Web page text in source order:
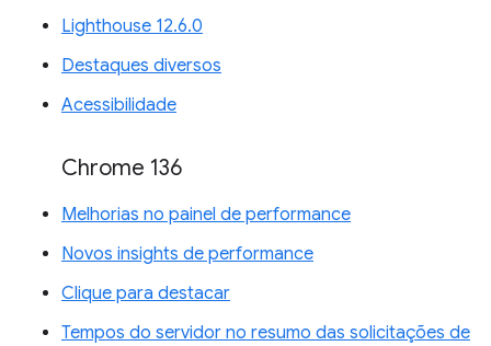
Lighthouse 12.6.0
Destaques diversos
Acessibilidade
Chrome 136
Melhorias no painel de performance
Novos insights de performance
Clique para destacar
Tempos do servidor no resumo das solicitações de